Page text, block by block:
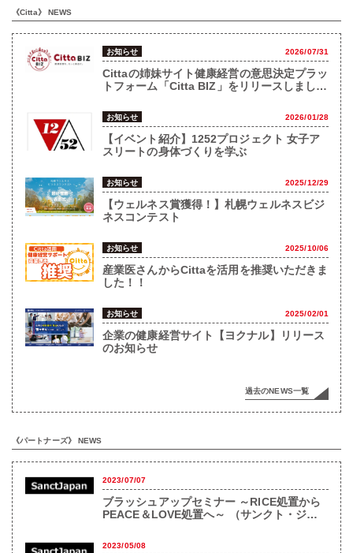
《Citta》 NEWS
お知らせ 2026/07/31
Cittaの姉妹サイト健康経営の意思決定プラッ
トフォーム「Citta BIZ」をリリースしまし
お知らせ 2026/01/28
【イベント紹介】1252プロジェクト 女子ア
スリートの身体づくりを学ぶ
お知らせ 2025/12/29
【ウェルネス賞獲得！】札幌ウェルネスビジ
ネスコンテスト
お知らせ 2025/10/06
産業医さんからCittaを活用を推奨いただきま
した！！
お知らせ 2025/02/01
企業の健康経営サイト【ヨクナル】リリース
のお知らせ
過去のNEWS一覧
《パートナーズ》 NEWS
2023/07/07
ブラッシュアップセミナー ～RICE処置から
PEACE＆LOVE処置へ～ （サンクト・ジャ
2023/05/08